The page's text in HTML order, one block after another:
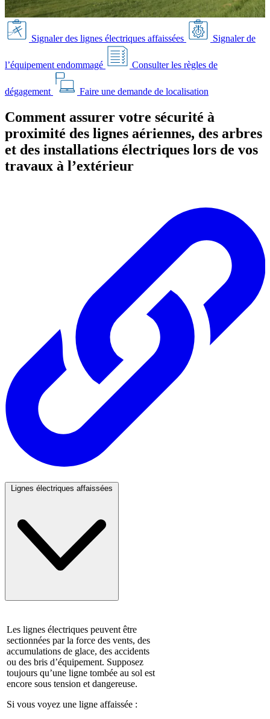
Signaler des lignes électriques affaissées Signaler de
l’équipement endommagé Consulter les règles de
dégagement Faire une demande de localisation
Comment assurer votre sécurité à
proximité des lignes aériennes, des arbres
et des installations électriques lors de vos
travaux à l’extérieur
Lignes électriques affaissées
Les lignes électriques peuvent être
sectionnées par la force des vents, des
accumulations de glace, des accidents
ou des bris d’équipement. Supposez
toujours qu’une ligne tombée au sol est
encore sous tension et dangereuse.
Si vous voyez une ligne affaissée :